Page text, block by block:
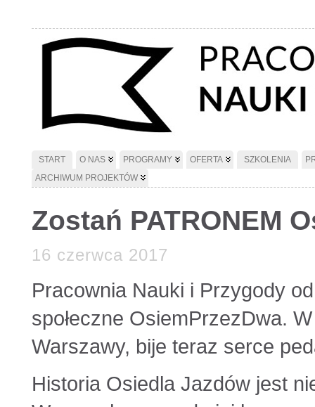
START O NAS PROGRAMY OFERTA SZKOLENIA
ARCHIWUM PROJEKTÓW
Zostań PATRONEM
16 czerwca 2017
Pracownia Nauki i Przygody
społeczne OsiemPrzezDwa.
Warszawy, bije teraz serce
Historia Osiedla Jazdów jest